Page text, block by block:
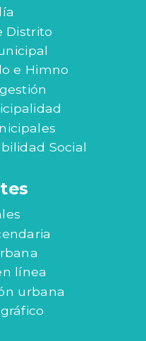
Distrito
e Himno
Social
línea
urbana